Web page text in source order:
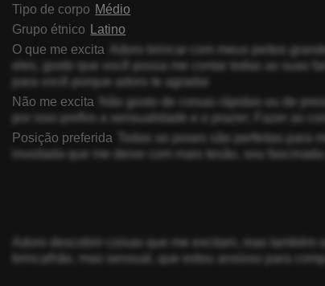
Tipo de corpo Médio
Grupo étnico Latino
O que me excita
Adoro brincar com meus peitos
eles, gosto que você possa me contar todas as suas
para você porque adoro te agradar
Não me excita
Não gosto de coisas rápidas ou de
por isso prefiro a sensualidade e o prazer; Fazer as
Posição preferida
Todas as poses são perfeitas para
inusitada que me deixe com mais tesão, sou
Adoro descobrir coisas que me excitam, mas
brincalhão, mas sensual, que estou ansioso para